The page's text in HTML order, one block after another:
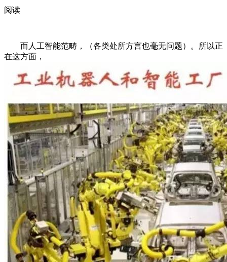
阅读
而人工智能范畴，（各类处所方言也毫无问题）。所以正
在这方面，